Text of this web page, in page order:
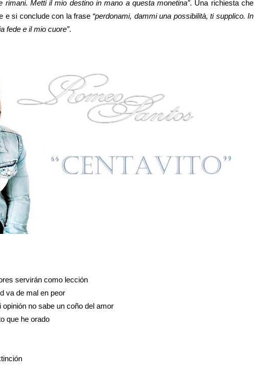
rimani. Metti il mio destino in mano a questa monetina”. Una richiesta che
e si conclude con la frase “perdonami, dammi una possibilità, ti supplico. In
fede e il mio cuore”.
servirán como lección
va de mal en peor
no sabe un coño del amor
que he orado